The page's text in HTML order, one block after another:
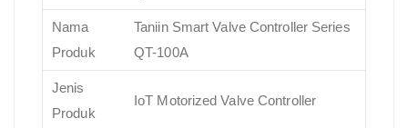
Nama
Produk
Taniin Smart Valve Controller Series
QT-100A
Jenis
Produk
IoT Motorized Valve Controller